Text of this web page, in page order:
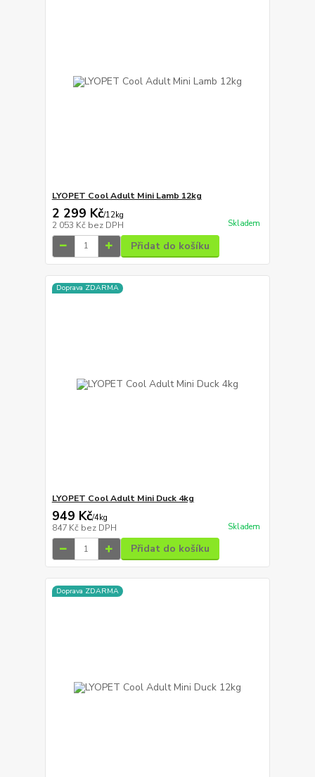
LYOPET Cool Adult Mini Lamb 12kg
2 299 Kč/12kg
2 053 Kč bez DPH Skladem
Přidat do košíku
Doprava ZDARMA
LYOPET Cool Adult Mini Duck 4kg
949 Kč/4kg
847 Kč bez DPH Skladem
Přidat do košíku
Doprava ZDARMA